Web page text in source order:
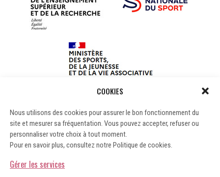
COOKIES
Nous utilisons des cookies pour assurer le bon fonctionnement du
site et mesurer sa fréquentation. Vous pouvez accepter, refuser ou
personnaliser votre choix à tout moment.
Pour en savoir plus, consultez notre Politique de cookies.
Gérer les services